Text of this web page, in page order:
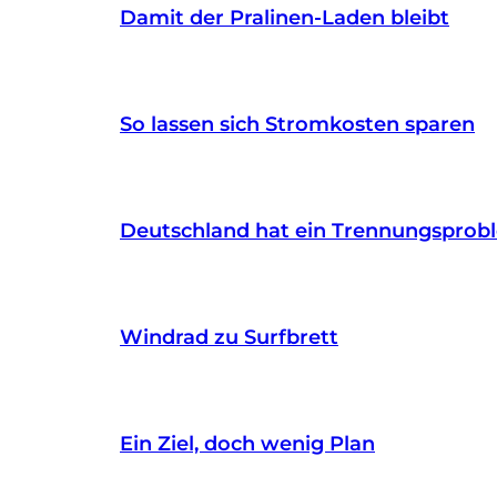
Damit der Pralinen-Laden bleibt
So lassen sich Stromkosten sparen
Deutschland hat ein
Windrad zu Surfbrett
Ein Ziel, doch wenig Plan